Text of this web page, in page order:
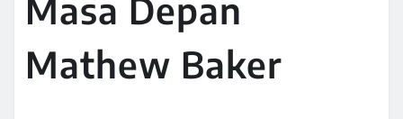
Masa Depan
Mathew Baker